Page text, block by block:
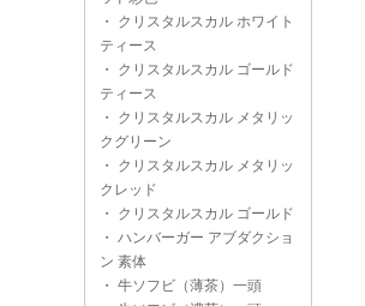
・ クリスタルスカル ホワイト
ティース
・ クリスタルスカル ゴールド
ティース
・ クリスタルスカル メタリッ
クグリーン
・ クリスタルスカル メタリッ
クレッド
・ クリスタルスカル ゴールド
・ ハンバーガー アブダクショ
ン 素体
・ 牛ソフビ（薄茶）一頭